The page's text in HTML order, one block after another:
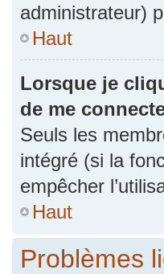
administrateur)
Haut
Lorsque je
de me
Seuls les
intégré (si la
empêcher
Haut
Problèmes